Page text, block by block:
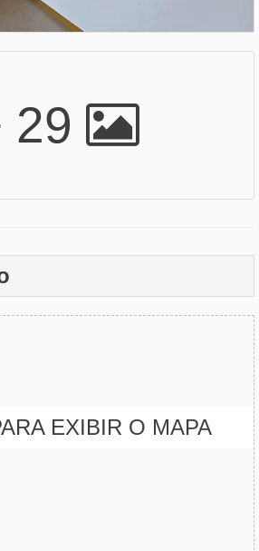
29
EXIBIR O MAPA